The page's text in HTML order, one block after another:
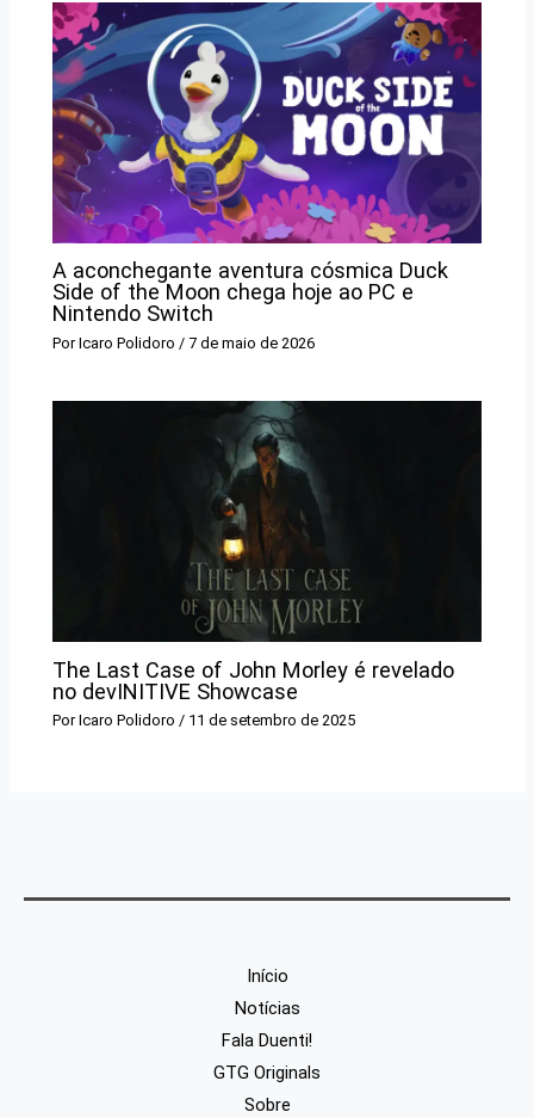
A aconchegante aventura cósmica Duck
Side of the Moon chega hoje ao PC e
Nintendo Switch
PorIcaro Polidoro /7 de maio de 2026
The Last Case of John Morley é revelado
no devINITIVE Showcase
PorIcaro Polidoro/ 11 de setembro de 2025
Início
Notícias
Fala Duenti!
GTG Originals
Sobre